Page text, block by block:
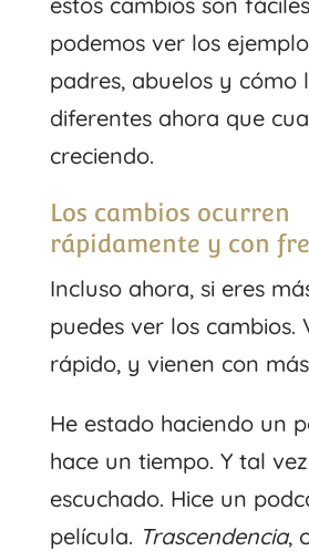
podemos ver los
padres, abuelos y cómo
diferentes ahora que
creciendo.
Los cambios ocurren
rápidamente y con
Incluso ahora, si eres
puedes ver los cambios.
rápido, y vienen con
He estado haciendo un
hace un tiempo. Y tal
escuchado. Hice un
película. Trascendencia,